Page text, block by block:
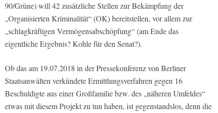
90/Grüne) will 42 zusätzliche Stellen zur Bekämpfung der
„Organisierten Kriminalität“ (OK) bereitstellen, vor allem zur
„schlagkräftigen Vermögensabschöpfung“ (am Ende das
eigentliche Ergebnis? Kohle für den Senat?).
Ob das am 19.07.2018 in der Pressekonferenz von Berliner
Staatsanwälten verkündete Ermittlungsverfahren gegen 16
Beschuldigte aus einer Großfamilie bzw. des „näheren Umfeldes“
etwas mit diesem Projekt zu tun haben, ist gegenstandslos, denn die